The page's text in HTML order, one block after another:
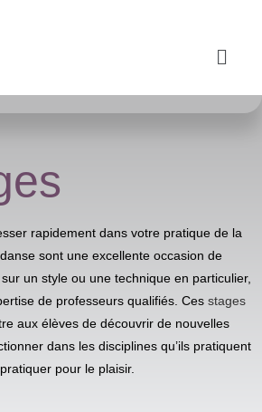
rapidement dans votre pratique de la
sont une excellente occasion de
un style ou une technique en particulier,
de professeurs qualifiés. Ces stages
aux élèves de découvrir de nouvelles
dans les disciplines qu’ils pratiquent
pour le plaisir.